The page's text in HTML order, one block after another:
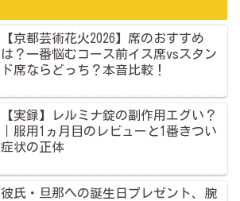
【京都芸術花火2026】席のおすすめ
は？一番悩むコース前イス席vsスタン
ド席ならどっち？本音比較！
【実録】レルミナ錠の副作用エグい？
｜服用1ヵ月目のレビューと1番きつい
症状の正体
彼氏・旦那への誕生日プレゼント、腕